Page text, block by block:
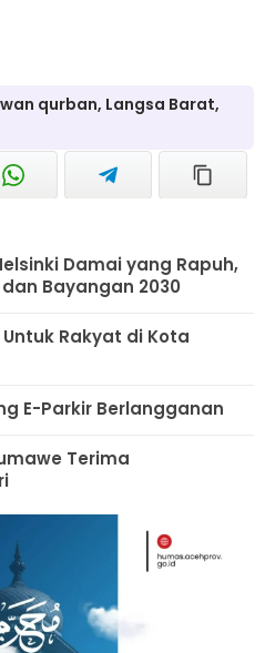
qurban, Langsa Barat,
Damai yang Rapuh,
Bayangan 2030
Rakyat di Kota
E-Parkir Berlangganan
Terima